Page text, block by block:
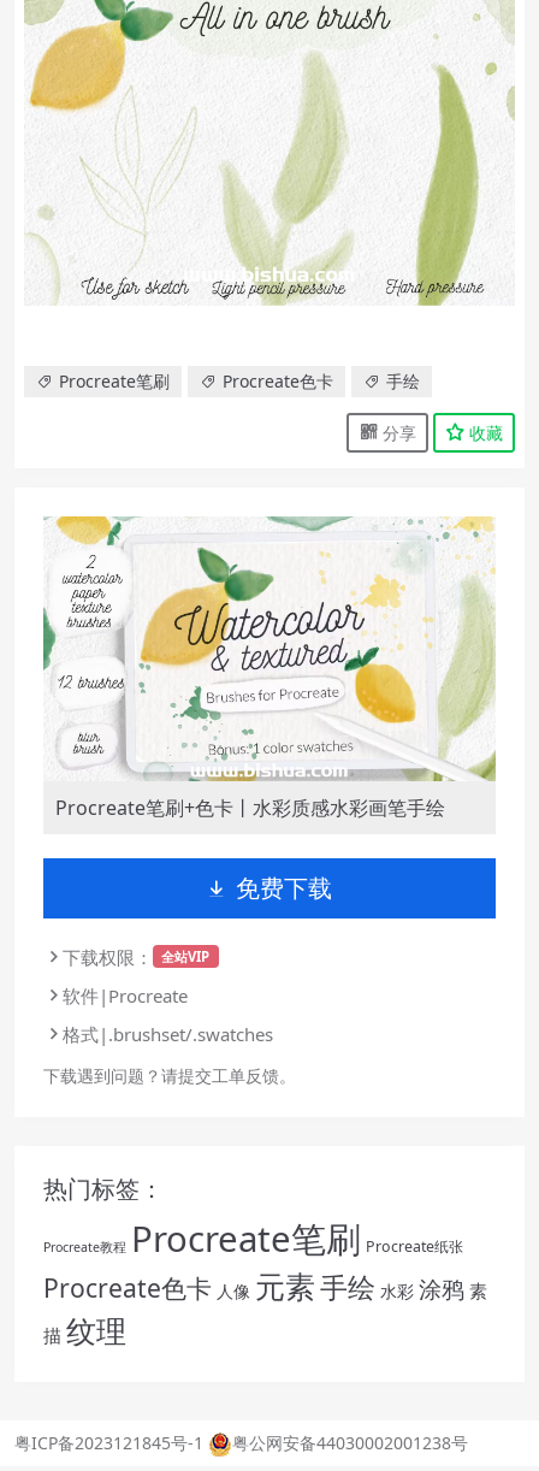
Procreate笔刷 Procreate色卡 手绘
分享 收藏
Procreate笔刷+色卡丨水彩质感水彩画笔手绘
免费下载
下载权限： 全站VIP
软件|Procreate
格式|.brushset/.swatches
下载遇到问题？请提交工单反馈。
热门标签：
Procreate教程 Procreate笔刷 Procreate纸张
Procreate色卡 人像 元素手绘 水彩 涂鸦 素
描 纹理
粤ICP备2023121845号-1 粤公网安备44030002001238号